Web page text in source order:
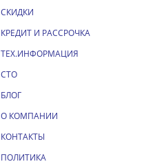
СКИДКИ
КРЕДИТ И РАССРОЧКА
ТЕХ.ИНФОРМАЦИЯ
СТО
БЛОГ
О КОМПАНИИ
КОНТАКТЫ
ПОЛИТИКА